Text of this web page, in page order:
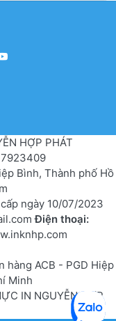
HỢP PHÁT
Bình, Thành phố Hồ
ngày 10/07/2023
Điện thoại:
hàng ACB - PGD Hiệp
Minh
IN NGUYỄN HỢP